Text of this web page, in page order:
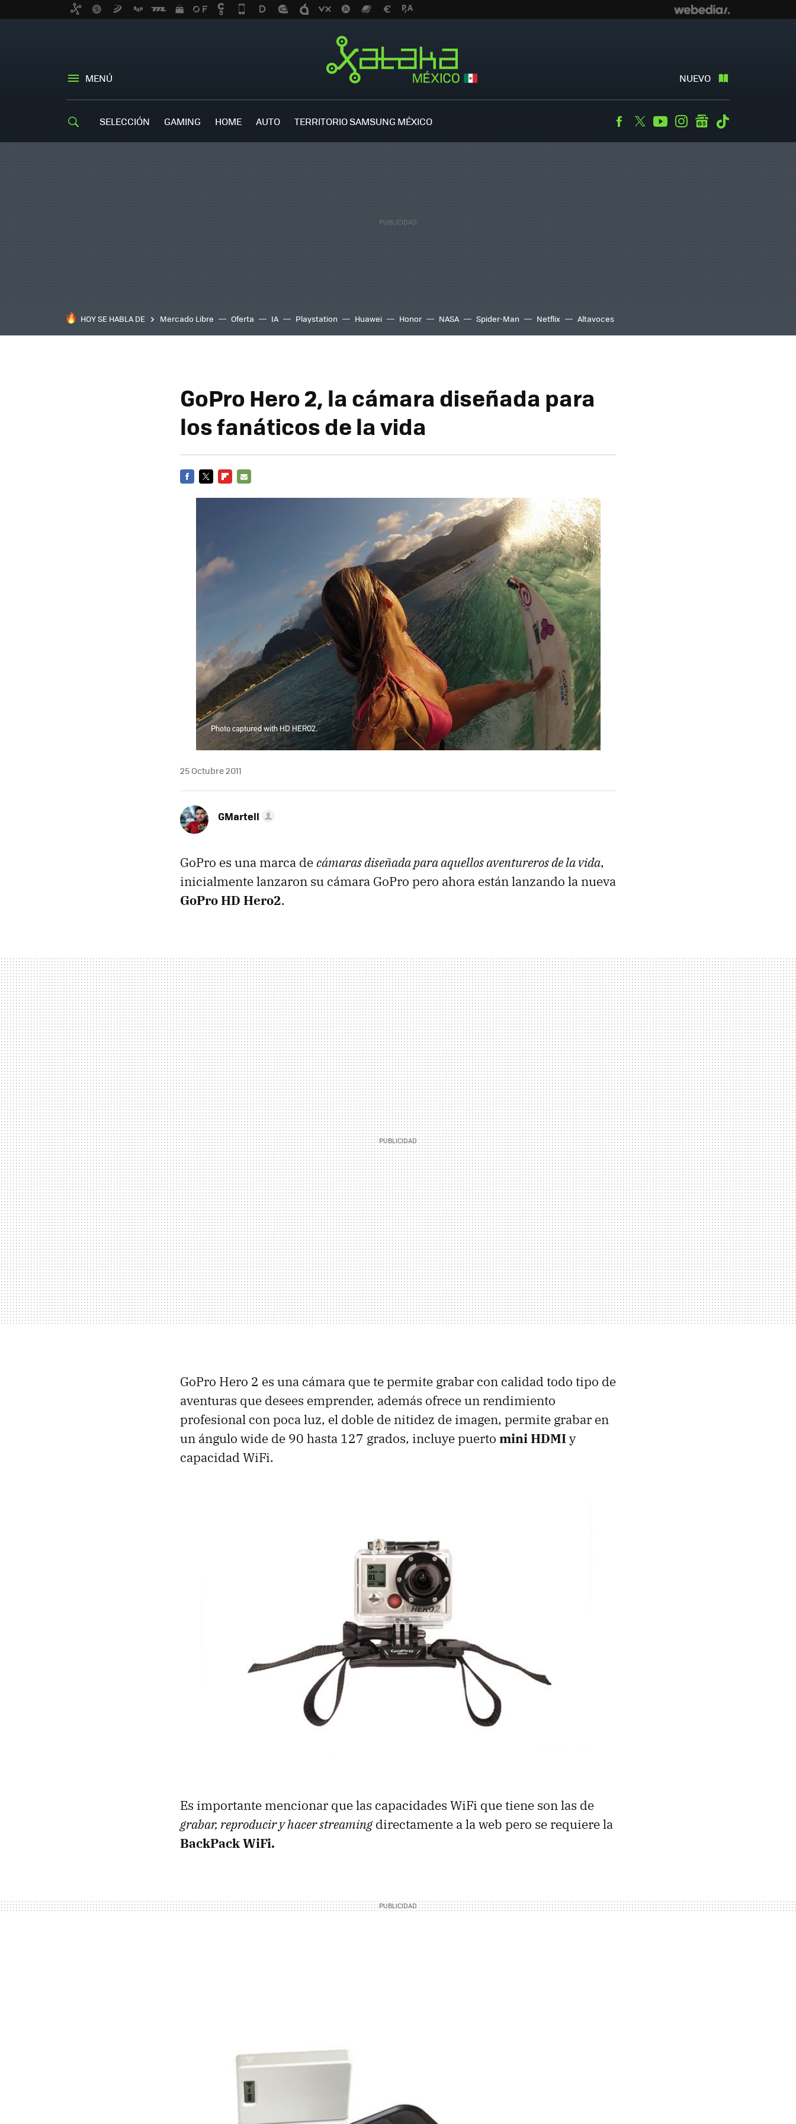
MENÚ NUEVO
SELECCIÓN GAMING HOME AUTO TERRITORIO SAMSUNG MÉXICO Facebook
TwitterYoutubeInstagramgooglenews
HOY SE HABLA DE Mercado Libre Oferta IA Playstation Huawei Honor NASA Spider-Man Netflix Altavoces
GoPro Hero 2, la cámara diseñada para
los fanáticos de la vida
25 Octubre 2011
GMartell
GoPro es una marca de cámaras diseñada para aquellos aventureros de la vida,
inicialmente lanzaron su cámara GoPro pero ahora están lanzando la nueva
GoPro HD Hero2.
GoPro Hero 2 es una cámara que te permite grabar con calidad todo tipo de
aventuras que desees emprender, además ofrece un rendimiento
profesional con poca luz, el doble de nitidez de imagen, permite grabar en
un ángulo wide de 90 hasta 127 grados, incluye puerto mini HDMIy
capacidad WiFi.
Es importante mencionar que las capacidades WiFi que tiene son las de
grabar, reproducir y hacer streamingdirectamente a la web pero se requiere la
BackPack WiFi.